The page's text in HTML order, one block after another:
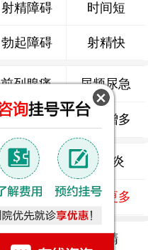
射精障碍
勃起障碍
时间短
射精快
前列腺痛 尿频尿急
排尿不畅 夜尿增多
睾丸炎 尿道炎
泌尿感染 了解更多
少精 弱精